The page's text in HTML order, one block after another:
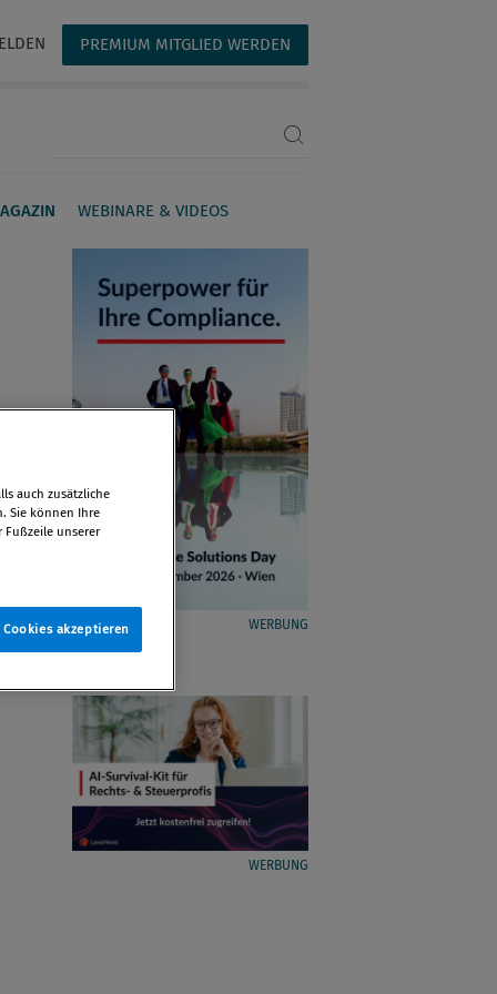
PREMIUM MITGLIED WERDEN
WEBINARE & VIDEOS
WERBUNG
WERBUNG
auch zusätzliche
Sie können Ihre
Fußzeile unserer
Cookies akzeptieren